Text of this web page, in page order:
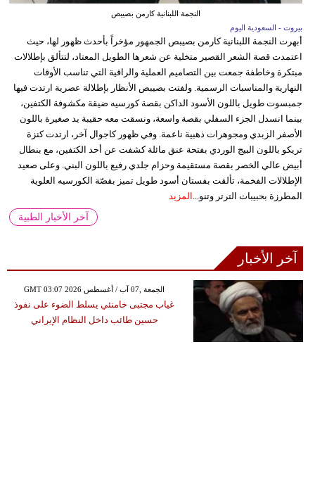
النجمة اللبنانية كارمن بصيبص
بيروت - السعودية اليوم
أبهرت النجمة اللبنانية كارمن بصيبص الجمهور مؤخراً بأحدث ظهور لها، حيث
اعتمدت قصة الشعر القصير متخلية عن شعرها الطويل المعتاد، لتتألق بإطلالات
مبتكرة وخاطفة جمعت بين التصاميم العملية والراقية التي تناسب الأوقات
النهارية والمناسبات الرسمية. ولفتت بصيبص الأنظار بإطلالة عصرية ارتدت فيها
جمبسوت طويل باللون الأسود الداكن بقصة كورسيه ضيقة مكشوفة الكتفين،
بينما انسدل الجزء السفلي بقصة واسعة، ونسقت معه حقيبة يد صغيرة باللون
الأصفر الزبدي ومجوهرات ذهبية ناعمة. وفي ظهور كاجوال آخر، ارتدت كنزة
تريكو باللون البيج الوردي بفتحة عنق مائلة كشفت عن أحد الكتفين، مع بنطال
أبيض عالي الخصر بقصة مستقيمة وحزام جلدي رفيع باللون البني. وعلى صعيد
الإطلالات الفخمة، تألقت بفستان أسود طويل تميز بقصّة الكورسيه العلوية
المطرزة بحبيبات الترتر وتنو... المزيد
آخر الأخبار الطبية
آخر الأخبار
GMT 03:07 2026 الجمعة ,07 آب / أغسطس
غياب مجتبى خامنئي يسلط الضوء على نفوذ
حسين طائب داخل النظام الإيراني